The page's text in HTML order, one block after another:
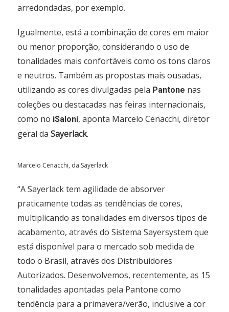
arredondadas, por exemplo.
Igualmente, está a combinação de cores em maior
ou menor proporção, considerando o uso de
tonalidades mais confortáveis como os tons claros
e neutros. Também as propostas mais ousadas,
utilizando as cores divulgadas pela Pantone nas
coleções ou destacadas nas feiras internacionais,
como no iSaloni, aponta Marcelo Cenacchi, diretor
geral daSayerlack.
Marcelo Cenacchi, da Sayerlack
“A Sayerlack tem agilidade de absorver
praticamente todas as tendências de cores,
multiplicando as tonalidades em diversos tipos de
acabamento, através do Sistema Sayersystem que
está disponível para o mercado sob medida de
todo o Brasil, através dos Distribuidores
Autorizados. Desenvolvemos, recentemente, as 15
tonalidades apontadas pela Pantone como
tendência para a primavera/verão, inclusive a cor